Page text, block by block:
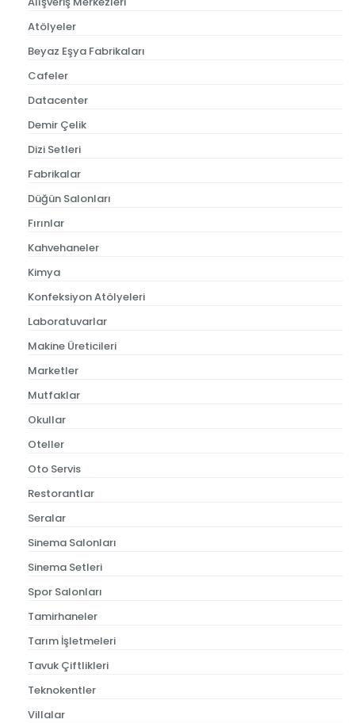
Atölyeler
Beyaz Eşya Fabrikaları
Cafeler
Datacenter
Demir Çelik
Dizi Setleri
Fabrikalar
Düğün Salonları
Fırınlar
Kahvehaneler
Kimya
Konfeksiyon Atölyeleri
Laboratuvarlar
Makine Üreticileri
Marketler
Mutfaklar
Okullar
Oteller
Oto Servis
Restorantlar
Seralar
Sinema Salonları
Sinema Setleri
Spor Salonları
Tamirhaneler
Tarım İşletmeleri
Tavuk Çiftlikleri
Teknokentler
Villalar